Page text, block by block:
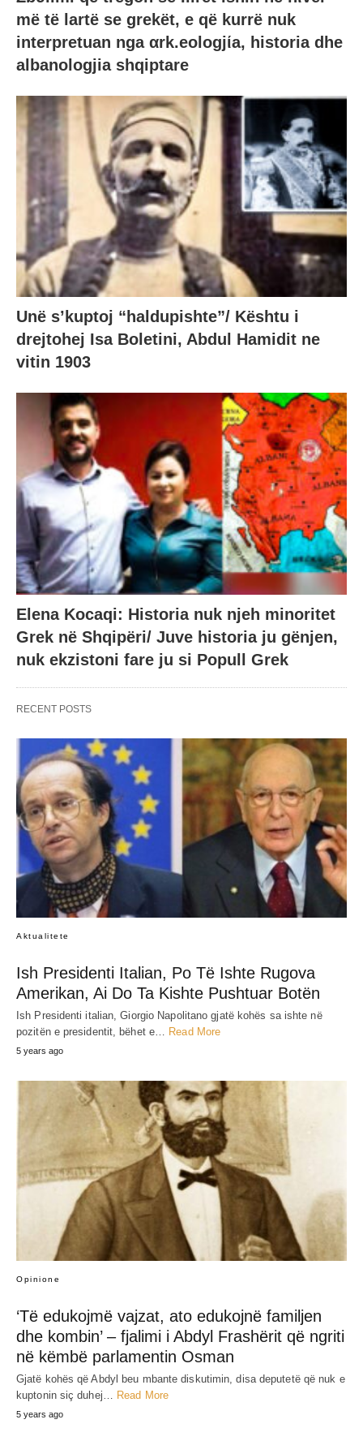
më të lartë se grekët, e që kurrë nuk
interpretuan nga αrk.eologjίa, historia dhe
albanologjia shqiptare
Unë s’kuptoj “haldupishte”/ Kështu i
drejtohej Isa Boletini, Abdul Hamidit ne
vitin 1903
Elena Kocaqi: Historia nuk njeh minoritet
Grek në Shqipëri/ Juve historia ju gënjen,
nuk ekzistoni fare ju si Popull Grek
RECENT POSTS
Aktualitete
Ish Presidenti Italian, Po Të Ishte Rugova
Amerikan, Ai Do Ta Kishte Pushtuar Botën
Ish Presidenti italian, Giorgio Napolitano gjatë kohës sa ishte në
pozitën e presidentit, bëhet e… Read More
5 years ago
Opinione
‘Të edukojmë vajzat, ato edukojnë familjen
dhe kombin’ – fjalimi i Abdyl Frashërit që ngriti
në këmbë parlamentin Osman
Gjatë kohës që Abdyl beu mbante diskutimin, disa deputetë që nuk e
kuptonin siç duhej…
Read More
5 years ago